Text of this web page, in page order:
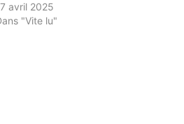
avril 2025
"Vite lu"